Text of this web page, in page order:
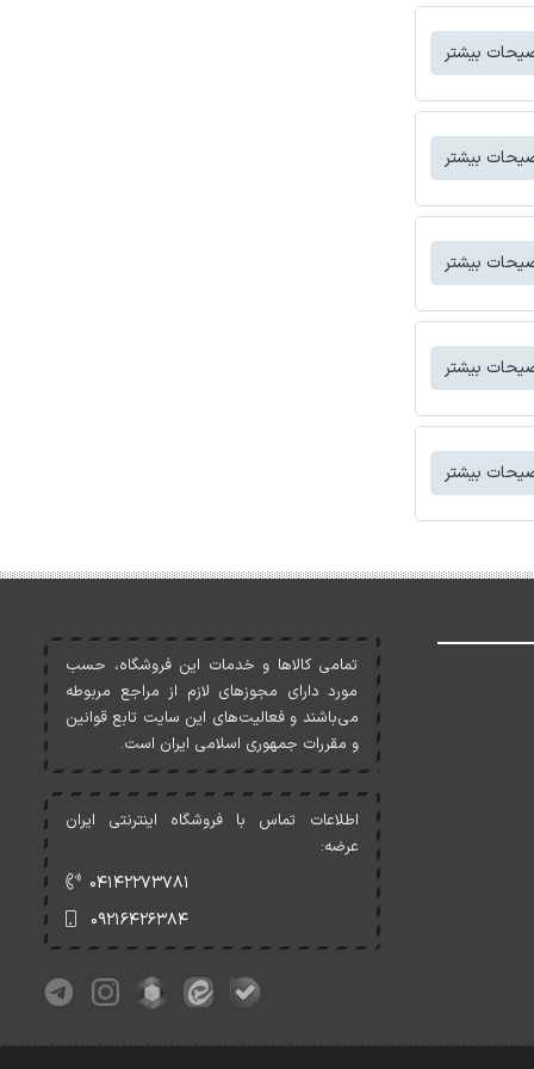
بیشتر
بیشتر
بیشتر
بیشتر
بیشتر
تمامی کالاها و خدمات اين فروشگاه، حسب
مورد دارای مجوزهای لازم از مراجع مربوطه
می‌باشند و فعاليت‌های اين سايت تابع قوانين
و مقررات جمهوری اسلامی ايران است.
اطلاعات تماس با فروشگاه اینترنتی ایران
عرضه:
۰۴۱۴۲۲۷۳۷۸۱
۰۹۲۱۶۴۲۶۳۸۴